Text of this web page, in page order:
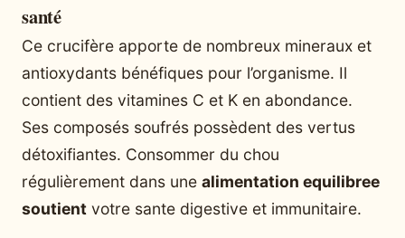
santé
Ce crucifère apporte de nombreux mineraux et
antioxydants bénéfiques pour l’organisme. Il
contient des vitamines C et K en abondance.
Ses composés soufrés possèdent des vertus
détoxifiantes. Consommer du chou
régulièrement dans une alimentation equilibree
soutient votre sante digestive et immunitaire.